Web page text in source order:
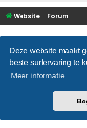
Deze website maakt
beste surfervaring te
Meer informatie
Website Forum